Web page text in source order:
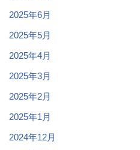
2025年6月
2025年5月
2025年4月
2025年3月
2025年2月
2025年1月
2024年12月